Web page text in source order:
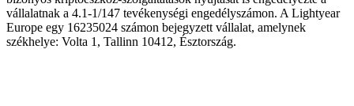
vállalatnak a 4.1-1/147 tevékenységi engedélyszámon. A Lightyear
Europe egy 16235024 számon bejegyzett vállalat, amelynek
székhelye: Volta 1, Tallinn 10412, Észtország.